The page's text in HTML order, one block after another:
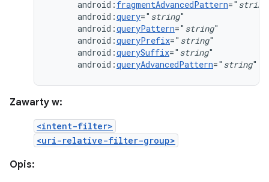
android: fragmentAdvancedPattern=" string
android:query=" string
android:queryPattern=" string
android:queryPrefix=" string
android:querySuffix=" string
android:queryAdvancedPattern=" string"
Zawarty w:
<intent-filter>
<uri-relative-filter-group>
Opis: